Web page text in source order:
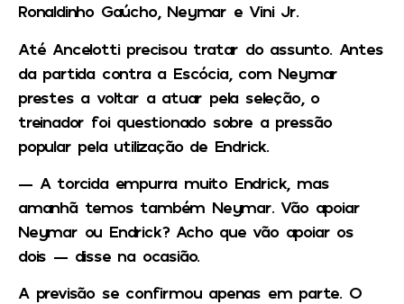
Ronaldinho Gaúcho, Neymar e Vini Jr.
Até Ancelotti precisou tratar do assunto. Antes
da partida contra a Escócia, com Neymar
prestes a voltar a atuar pela seleção, o
treinador foi questionado sobre a pressão
popular pela utilização de Endrick.
— A torcida empurra muito Endrick, mas
amanhã temos também Neymar. Vão apoiar
Neymar ou Endrick? Acho que vão apoiar os
dois — disse na ocasião.
A previsão se confirmou apenas em parte. O